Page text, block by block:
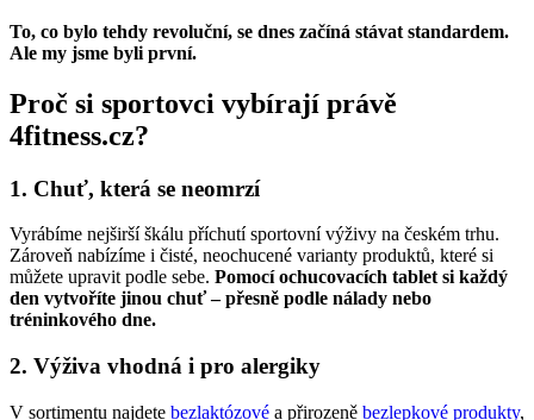
Proč si sportovci vybírají právě
4fitness.cz?
1. Chuť, která se neomrzí
Vyrábíme nejširší škálu příchutí sportovní výživy na českém trhu.
můžete upravit podle sebe.Pomocí ochucovacích tablet si každý
den vytvoříte jinou chuť – přesně podle nálady nebo
tréninkového dne.
2. Výživa vhodná i pro alergiky
V sortimentu najdetebezlaktózovéa přirozeně
zachovávají plnou funkčnost, ale neobsahují alergeny, které běžně